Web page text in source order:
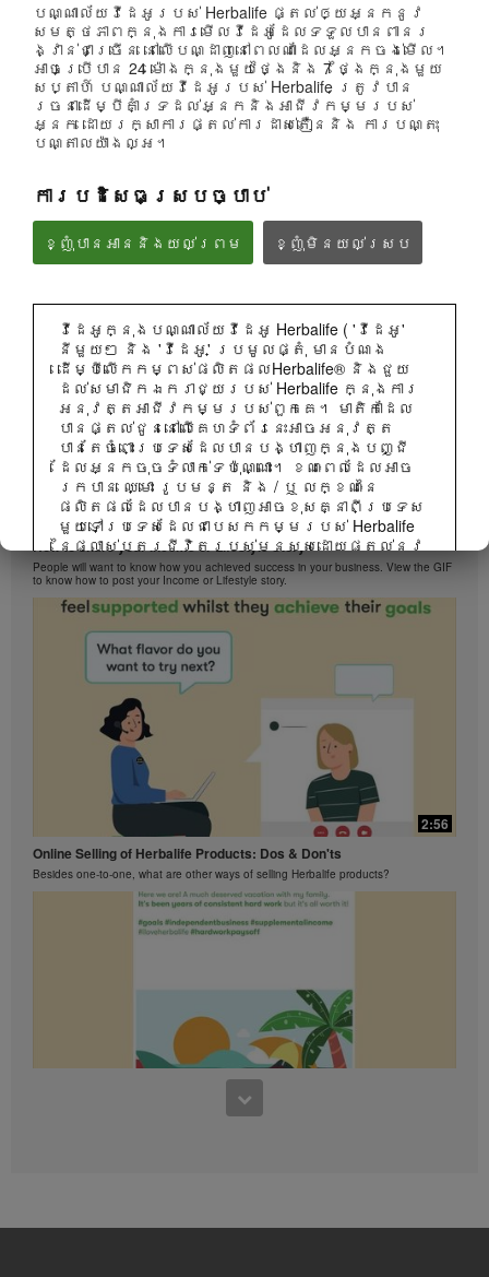
បណ្ណាល័យវីដេអូរបស់ Herbalife ផ្តល់ឲ្យអ្នកនូវ
សមត្ថភាពក្នុងការមើលវីដេអូដែលទទួលបានពានរ
ង្វាន់ជាច្រើន នៅលើបណ្ដាញនៅពេលណាដែលអ្នកចង់មើល។
អាចប្រើបាន 24 ម៉ោងក្នុងមួយថ្ងៃនិង 7 ថ្ងៃក្នុងមួយ
សប្តាហ៍ បណ្ណាល័យវីដេអូរបស់ Herbalife ត្រូវបាន
រចនាដើម្បីគាំទ្រដល់អ្នកនិងអាជីវកម្មរបស់
អ្នក ដោយរក្សាការផ្តល់ការដាស់តឿននិង ការបណ្តុះ
បណ្តាលយ៉ាងល្អ។
ការបដិសេធស្របច្បាប់
ខ្ញុំបានអាននិងយល់ព្រម ខ្ញុំ​មិន​យល់ស្រប
វីដេអូក្នុងបណ្ណាល័យវីដេអូ Herbalife ( 'វីដេអូ'
នីមួយៗ និង 'វីដេអូ' ប្រមូលផ្តុំ មានបំណង
ដើម្បីលើកកម្ពស់ផលិតផលHerbalife® និងជួយ
ដល់សមាជិកឯករាជ្យរបស់ Herbalife ក្នុងការ
អនុវត្តអាជីវកម្មរបស់ពួកគេ។ មាតិកាដែល
បានផ្តល់ជូននៅលើគេហទំព័រនេះអាចអនុវត្ត
បានតែចំពោះប្រទេសដែលបានបង្ហាញក្នុងបញ្ជី
ដែលអ្នកចុចទំលាក់ទេប៉ុណ្ណោះ។ ខណៈពេលដែលអាច
រកបាន ឈ្មោះ រូបមន្ត និង / ឬ លក្ខណៈនៃ
ផលិតផលដែលបានបង្ហាញអាចខុសគ្នាពីប្រទេស
មួយទៅប្រទេសដែលជាបេសកកម្មរបស់ Herbalife
នៃផ្លាស់ប្តូរជីវិតរបស់មនុស្សដោយផ្តល់នូវ
ឱកាសអាជីវកម្មល្អបំផុតនៅក្នុងការលក់ដោយ
ផ្ទាល់និងអាហារូបត្ថម្ភនិងផលិតផលគ្រប់
គ្រងទម្ងន់ដែលល្អបំផុតគឺ ប្រើប្រាស់បាននៅ
វីដេអូអាចរួមមានទាំងបរិមាណលក់ ឬបទពិសោធន៍
នៃប្រាក់ចំណូលរបស់សមាជិកឯករាជ្យរបស់
Herbalife ដែលមាននៅក្នុងកម្រិតខុសគ្នានៅក្នុង
ផែនការទីផ្សារនិងអ្នកដែលរស់នៅក្នុងបណ្តា
ប្រទេសជាច្រើន។ ប្រាក់ចំណូលអនុវត្តចំពោះ
បុគ្គលមនុស្សម្នាក់ៗ (ឬ ឧទាហរណ៍) ត្រួវ
បានពណ៌នា និងមិនមែនជាមធ្យមភាគ ហើយក៏មិន
អាចបង្ហាញការធានានូវអ្វីដែឡអ្នករកបាន។
សម្រាប់ទិន្នន័យជាមធ្យមថ្មីបំផុត
លទ្ធផលហិរញ្ញវត្ថុអនុវត្តទៅតំបន់ដែល
អ្នកធ្វើមុខជំនួញរបស់អ្នក, សូមពិគ្រោះ
ជាមួយ Herbalife.com ឬ MyHerbalife.com ។
ស្រដៀងគ្នានេះដែរ ការធានាអះអាងពីការស្រក
ទំងន់ខ្លាំង ឬ លឿន គឺមិនត្រូវបានអនុញ្ញាត
ឲ្យប្រើ។ ការស្រកទម្ងន់របស់បុគ្គល
បានចាប់ផ្តើមនិងការហាត់ប្រាណ។ ទាក់ទងនឹង
ការធានាអះអាងសម្រាប់ការសម្រកទំងន់ក្នុង
ការធ្ចើអាជីវកម្ម នៅក្នុងប្រទេសរបស់អ្នក
សូមពិគ្រោះជាមួយសៀវភៅអាជីពរបស់អ្នក ឬ
មនុស្សគ្រប់រូបគួរតែពិគ្រោះជាមួយគ្រូពេទ្យ
គ្រប់គ្រង។ ទោះបីជាផលិតផលHerbalife® អាច
ផលិតផល
ម៉ាកនិងការឧបត្ថម្ភ
អាជីវកម្ម
អាហារូបត្ថម្ភនិងវិទ្យាសាស្រ្ត
អាជីវកម្ម មើលទាំងអស់
How to share your Income or Lifestyle Story
People will want to know how you achieved success in your business. View the GIF
to know how to post your Income or Lifestyle story.
2:56
Online Selling of Herbalife Products: Dos & Don'ts
Besides one-to-one, what are other ways of selling Herbalife products?